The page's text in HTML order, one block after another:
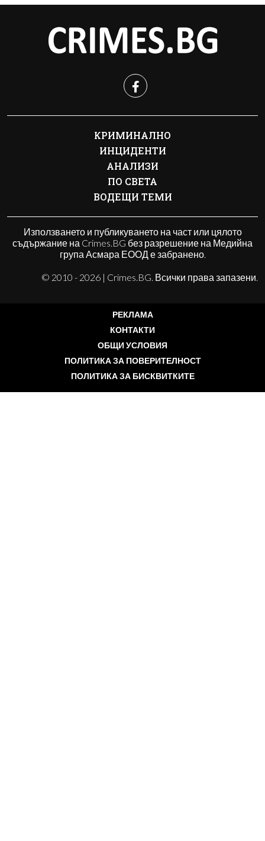
КРИМИНАЛНО
ИНЦИДЕНТИ
АНАЛИЗИ
ПО СВЕТА
ВОДЕЩИ ТЕМИ
Използването и публикуването на част или цялото
съдържание на Crimes.BG без разрешение на Медийна
група Асмара ЕООД е забранено.
© 2010 - 2026 | Crimes.BG. Всички права запазени.
РЕКЛАМА
КОНТАКТИ
ОБЩИ УСЛОВИЯ
ПОЛИТИКА ЗА ПОВЕРИТЕЛНОСТ
ПОЛИТИКА ЗА БИСКВИТКИТЕ